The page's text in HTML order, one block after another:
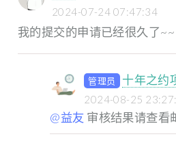
2024-07-24 07:47:34
我的提交的申请已经很久了~~
管理员 十年之约
2024-08-25
@益友 审核结果请查看